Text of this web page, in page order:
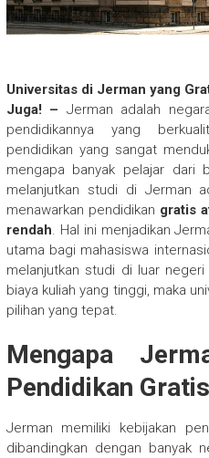
Universitas di Jerman yang
Juga! – Jerman adalah
pendidikannya yang
pendidikan yang sangat
mengapa banyak pelajar dari
melanjutkan studi di Jerman
menawarkan pendidikan gratis
rendah. Hal ini menjadikan
utama bagi mahasiswa
melanjutkan studi di luar
biaya kuliah yang tinggi, maka
pilihan yang tepat.
Mengapa
Pendidikan
Jerman memiliki kebijakan
dibandingkan dengan banyak